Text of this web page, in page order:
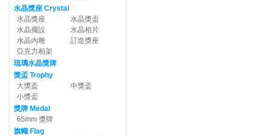
水晶獎座 Crystal
水晶獎座
水晶獎盃
水晶擺設
水晶相片
水晶內雕
訂造獎座
亞克力相架
琉璃水晶獎牌
獎盃 Trophy
大獎盃
中獎盃
小獎盃
獎牌 Medal
65mm 獎牌
旗幟 Flag